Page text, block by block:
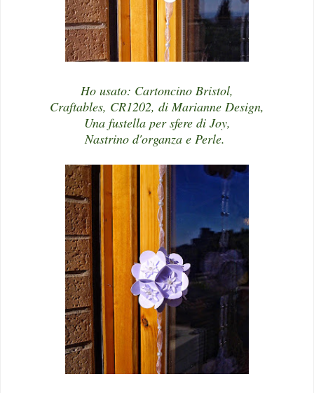
Ho usato: Cartoncino Bristol,
Craftables, CR1202, di Marianne Design,
Una fustella per sfere di Joy,
Nastrino d'organza e Perle.